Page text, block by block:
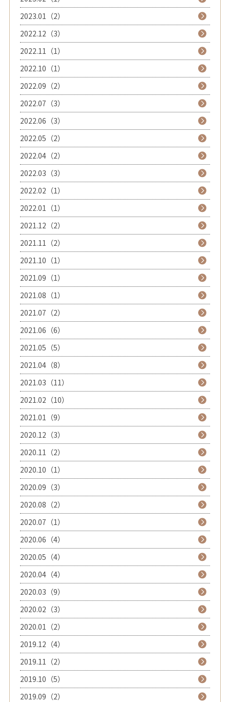
2023.01（2）
2022.12（3）
2022.11（1）
2022.10（1）
2022.09（2）
2022.07（3）
2022.06（3）
2022.05（2）
2022.04（2）
2022.03（3）
2022.02（1）
2022.01（1）
2021.12（2）
2021.11（2）
2021.10（1）
2021.09（1）
2021.08（1）
2021.07（2）
2021.06（6）
2021.05（5）
2021.04（8）
2021.03（11）
2021.02（10）
2021.01（9）
2020.12（3）
2020.11（2）
2020.10（1）
2020.09（3）
2020.08（2）
2020.07（1）
2020.06（4）
2020.05（4）
2020.04（4）
2020.03（9）
2020.02（3）
2020.01（2）
2019.12（4）
2019.11（2）
2019.10（5）
2019.09（2）